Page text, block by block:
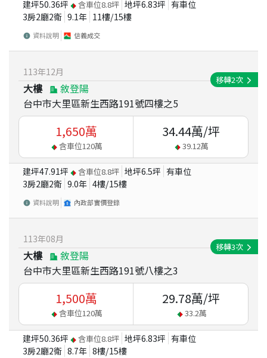
建坪50.36坪 含車位8.8坪 地坪6.83坪 有車位
3房2廳2衛 9.1年 11樓/15樓
資料說明 信義成交
113年12月
大樓
敘登陽
台中市大里區新生西路191號四樓之5
移轉2次
1,650萬
含車位120萬
34.44萬/坪
39.12萬
建坪47.91坪 含車位8.8坪 地坪6.5坪 有車位
3房2廳2衛 9.0年 4樓/15樓
資料說明 內政部實價登錄
113年08月
大樓
敘登陽
台中市大里區新生西路191號八樓之3
移轉3次
1,500萬
含車位120萬
29.78萬/坪
33.2萬
建坪50.36坪 含車位8.8坪 地坪6.83坪 有車位
3房2廳2衛 8.7年 8樓/15樓